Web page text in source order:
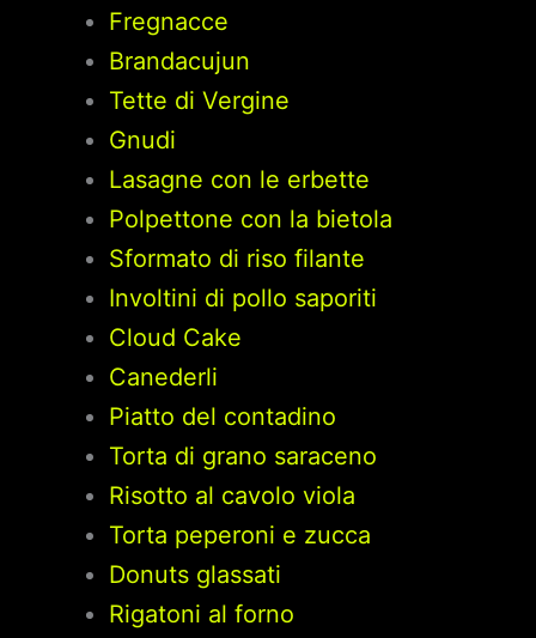
Fregnacce
Brandacujun
Tette di Vergine
Gnudi
Lasagne con le erbette
Polpettone con la bietola
Sformato di riso filante
Involtini di pollo saporiti
Cloud Cake
Canederli
Piatto del contadino
Torta di grano saraceno
Risotto al cavolo viola
Torta peperoni e zucca
Donuts glassati
Rigatoni al forno